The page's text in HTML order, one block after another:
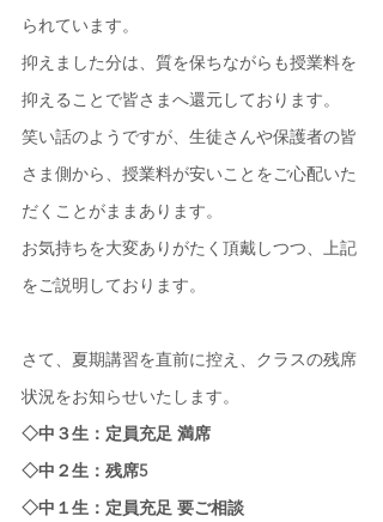
られています。
抑えました分は、質を保ちながらも授業料を
抑えることで皆さまへ還元しております。
笑い話のようですが、生徒さんや保護者の皆
さま側から、授業料が安いことをご心配いた
だくことがままあります。
お気持ちを大変ありがたく頂戴しつつ、上記
をご説明しております。
さて、夏期講習を直前に控え、クラスの残席
状況をお知らせいたします。
◇中３生：定員充足 満席
◇中２生：残席5
◇中１生：定員充足 要ご相談